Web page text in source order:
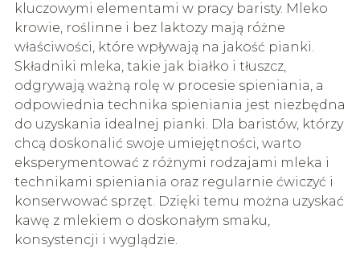
kluczowymi elementami w pracy baristy. Mleko
krowie, roślinne i bez laktozy mają różne
właściwości, które wpływają na jakość pianki.
Składniki mleka, takie jak białko i tłuszcz,
odgrywają ważną rolę w procesie spieniania, a
odpowiednia technika spieniania jest niezbędna
do uzyskania idealnej pianki. Dla baristów, którzy
chcą doskonalić swoje umiejętności, warto
eksperymentować z różnymi rodzajami mleka i
technikami spieniania oraz regularnie ćwiczyć i
konserwować sprzęt. Dzięki temu można uzyskać
kawę z mlekiem o doskonałym smaku,
konsystencji i wyglądzie.